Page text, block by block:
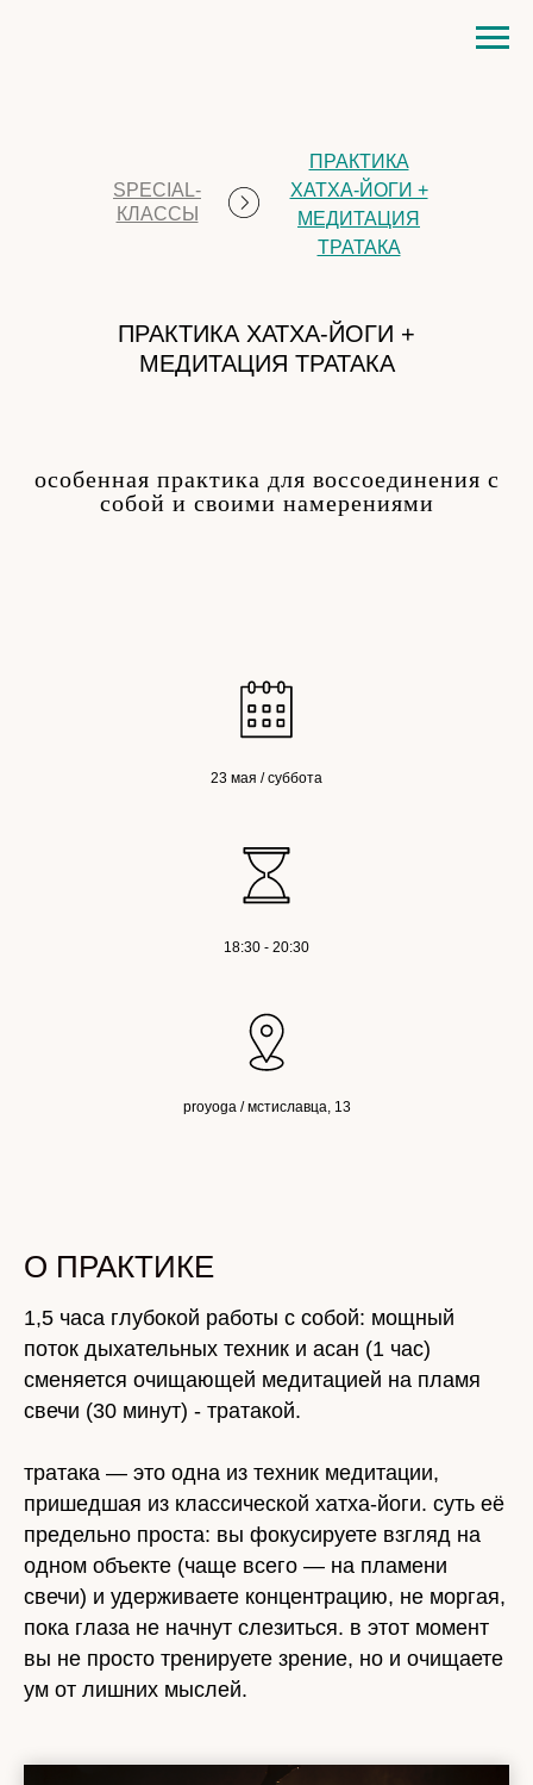
SPECIAL-
КЛАССЫ
ПРАКТИКА
ХАТХА-ЙОГИ +
МЕДИТАЦИЯ
ТРАТАКА
ПРАКТИКА ХАТХА-ЙОГИ +
МЕДИТАЦИЯ ТРАТАКА
особенная практика для воссоединения с
собой и своими намерениями
23 мая / суббота
18:30 - 20:30
proyoga / мстиславца, 13
О ПРАКТИКЕ
1,5 часа глубокой работы с собой: мощный
поток дыхательных техник и асан (1 час)
сменяется очищающей медитацией на пламя
свечи (30 минут) - тратакой.
тратака — это одна из техник медитации,
пришедшая из классической хатха-йоги. суть её
предельно проста: вы фокусируете взгляд на
одном объекте (чаще всего — на пламени
свечи) и удерживаете концентрацию, не моргая,
пока глаза не начнут слезиться. в этот момент
вы не просто тренируете зрение, но и очищаете
ум от лишних мыслей.